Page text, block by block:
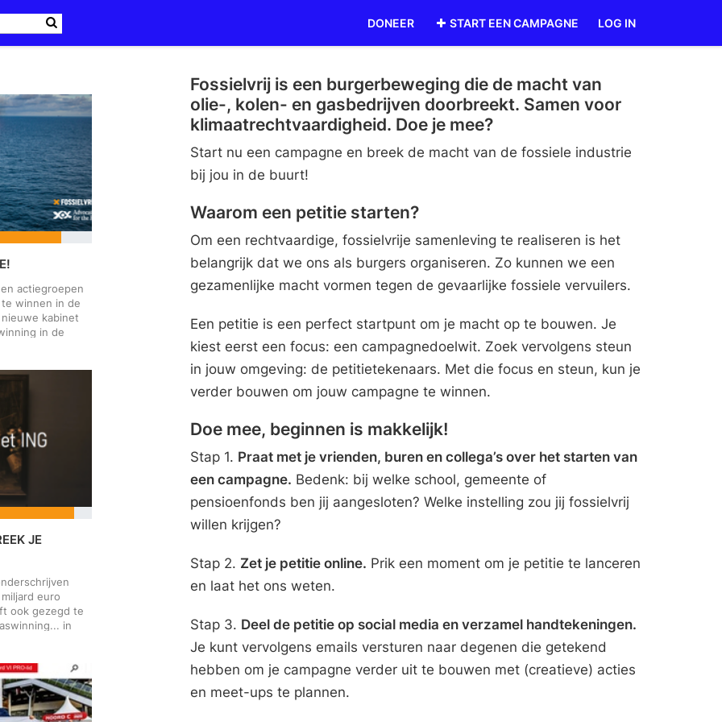
DONEER START EEN CAMPAGNE LOG IN
actiegroepen
winnen in de
kabinet
in de
Als
dan van
nemen?
aan
een
zijn
niet
met de
is
op de
We hebben
op
van eigen
JE
euro
ook gezegd te
in
de
geen 1% van de
Voor ING is
Fossielvrij is een burgerbeweging die de macht van
olie-, kolen- en gasbedrijven doorbreekt. Samen voor
klimaatrechtvaardigheid. Doe je mee?
Start nu een campagne en breek de macht van de fossiele industrie
bij jou in de buurt!
Waarom een petitie starten?
Om een rechtvaardige, fossielvrije samenleving te realiseren is het
belangrijk dat we ons als burgers organiseren. Zo kunnen we een
gezamenlijke macht vormen tegen de gevaarlijke fossiele vervuilers.
Een petitie is een perfect startpunt om je macht op te bouwen. Je
kiest eerst een focus: een campagnedoelwit. Zoek vervolgens steun
in jouw omgeving: de petitietekenaars. Met die focus en steun, kun je
verder bouwen om jouw campagne te winnen.
Doe mee, beginnen is makkelijk!
Stap 1. Praat met je vrienden, buren en collega’s over het starten van
een campagne. Bedenk: bij welke school, gemeente of
pensioenfonds ben jij aangesloten? Welke instelling zou jij fossielvrij
willen krijgen?
Stap 2. Zet je petitie online. Prik een moment om je petitie te lanceren
en laat het ons weten.
Stap 3. Deel de petitie op social media en verzamel handtekeningen.
Je kunt vervolgens emails versturen naar degenen die getekend
hebben om je campagne verder uit te bouwen met (creatieve) acties
en meet-ups te plannen.